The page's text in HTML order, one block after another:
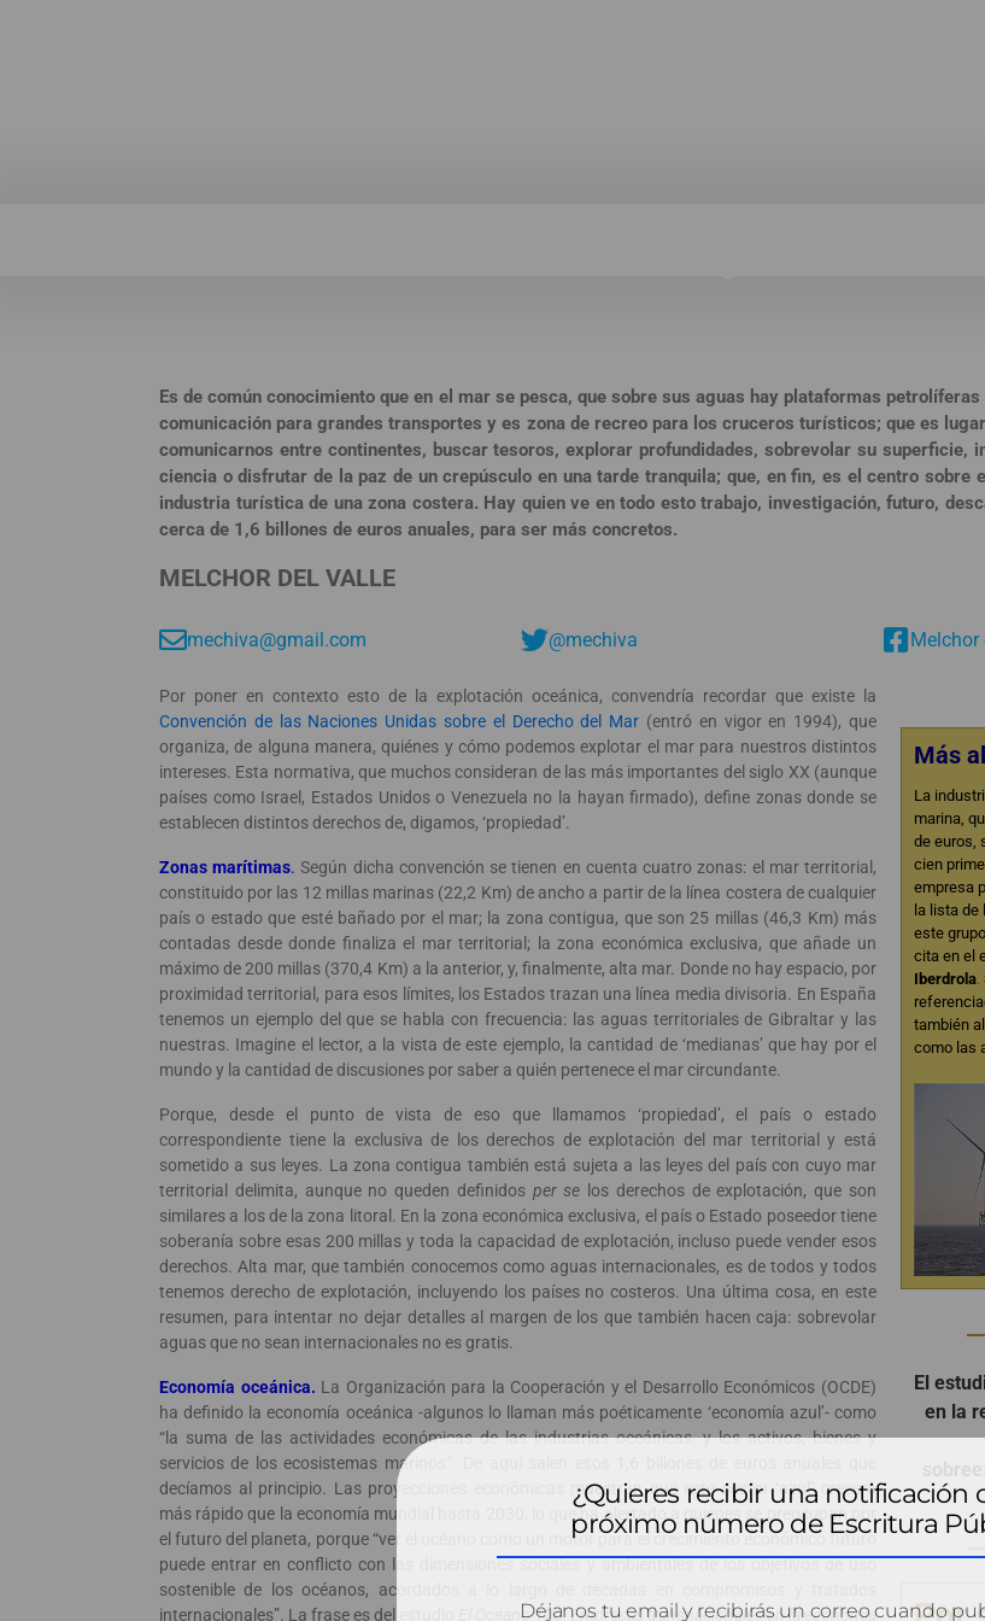
Es de común conocimiento que en el mar se pesca, que sobre sus aguas hay plataformas
comunicación para grandes transportes y es zona de recreo para los cruceros turísticos; que es
comunicarnos entre continentes, buscar tesoros, explorar profundidades, sobrevolar su superficie,
ciencia o disfrutar de la paz de un crepúsculo en una tarde tranquila; que, en fin, es el centro sobre
industria turística de una zona costera. Hay quien ve en todo esto trabajo, investigación, futuro,
cerca de 1,6 billones de euros anuales, para ser más concretos.
MELCHOR DEL VALLE
mechiva@gmail.com @mechiva Melchor
Por poner en contexto esto de la explotación oceánica, convendría recordar que existe la
Convención de las Naciones Unidas sobre el Derecho del Mar (entró en vigor en 1994), que
organiza, de alguna manera, quiénes y cómo podemos explotar el mar para nuestros distintos
intereses. Esta normativa, que muchos consideran de las más importantes del siglo XX (aunque
países como Israel, Estados Unidos o Venezuela no la hayan firmado), define zonas donde se
establecen distintos derechos de, digamos, ‘propiedad’.
Zonas marítimas. Según dicha convención se tienen en cuenta cuatro zonas: el mar territorial,
constituido por las 12 millas marinas (22,2 Km) de ancho a partir de la línea costera de cualquier
país o estado que esté bañado por el mar; la zona contigua, que son 25 millas (46,3 Km) más
contadas desde donde finaliza el mar territorial; la zona económica exclusiva, que añade un
máximo de 200 millas (370,4 Km) a la anterior, y, finalmente, alta mar. Donde no hay espacio, por
proximidad territorial, para esos límites, los Estados trazan una línea media divisoria. En España
tenemos un ejemplo del que se habla con frecuencia: las aguas territoriales de Gibraltar y las
nuestras. Imagine el lector, a la vista de este ejemplo, la cantidad de ‘medianas’ que hay por el
mundo y la cantidad de discusiones por saber a quién pertenece el mar circundante.
Porque, desde el punto de vista de eso que llamamos ‘propiedad’, el país o estado
correspondiente tiene la exclusiva de los derechos de explotación del mar territorial y está
sometido a sus leyes. La zona contigua también está sujeta a las leyes del país con cuyo mar
territorial delimita, aunque no queden definidos per se los derechos de explotación, que son
similares a los de la zona litoral. En la zona económica exclusiva, el país o Estado poseedor tiene
soberanía sobre esas 200 millas y toda la capacidad de explotación, incluso puede vender esos
derechos. Alta mar, que también conocemos como aguas internacionales, es de todos y todos
tenemos derecho de explotación, incluyendo los países no costeros. Una última cosa, en este
resumen, para intentar no dejar detalles al margen de los que también hacen caja: sobrevolar
aguas que no sean internacionales no es gratis.
Economía oceánica. La Organización para la Cooperación y el Desarrollo Económicos (OCDE)
ha definido la economía oceánica -algunos lo llaman más poéticamente ‘economía azul’- como
“la suma de las actividades económicas de las industrias oceánicas, y los activos, bienes y
servicios de los ecosistemas marinos”. De aquí salen esos 1,6 billones de euros anuales que
decíamos al principio. Las proyecciones económicas muestran que este sector ‘azul’ crecerá
más rápido que la economía mundial hasta 2030, lo que ha alertado a quienes se preocupan por
el futuro del planeta, porque “ver el océano como un motor para el crecimiento económico futuro
puede entrar en conflicto con las dimensiones sociales y ambientales de los objetivos de uso
sostenible de los océanos, acordados a lo largo de décadas en compromisos y tratados
internacionales”. La frase es del estudio
El Océano 100: Empresas transnacionales en la economía
Más
La
marina,
de euros,
cien
empresa
la lista de
este
cita en el
Iberdrola.
también
como las
El
en la
¿Quieres recibir una notificación
próximo número de Escritura
Déjanos tu email y recibirás un correo cuando